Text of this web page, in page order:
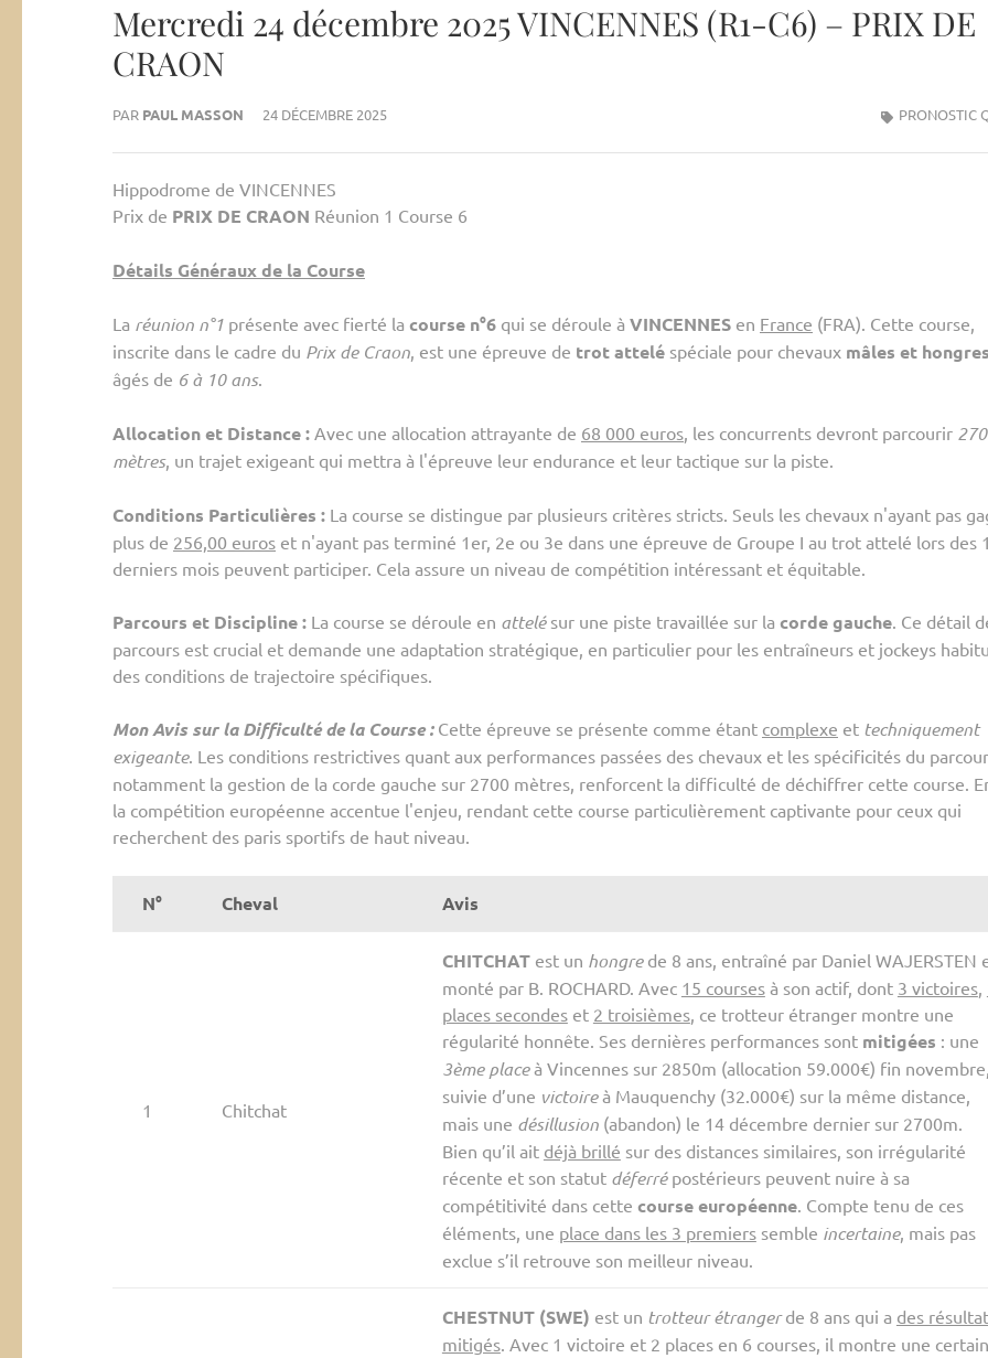
Mercredi 24 décembre 2025 VINCENNES (R1-C6) – PRIX DE
CRAON
PAR PAUL MASSON 24 DÉCEMBRE 2025 PRONOSTIC
Hippodrome de VINCENNES
Prix de PRIX DE CRAON Réunion 1 Course 6
Détails Généraux de la Course
La réunion n°1 présente avec fierté la course n°6 qui se déroule à VINCENNES en France (FRA). Cette course,
inscrite dans le cadre du Prix de Craon, est une épreuve de trot attelé spéciale pour chevaux mâles et
âgés de 6 à 10 ans.
Allocation et Distance : Avec une allocation attrayante de 68 000 euros, les concurrents devront parcourir
mètres, un trajet exigeant qui mettra à l'épreuve leur endurance et leur tactique sur la piste.
Conditions Particulières : La course se distingue par plusieurs critères stricts. Seuls les chevaux n'ayant pas
plus de 256,00 euros et n'ayant pas terminé 1er, 2e ou 3e dans une épreuve de Groupe I au trot attelé lors des
derniers mois peuvent participer. Cela assure un niveau de compétition intéressant et équitable.
Parcours et Discipline : La course se déroule en attelésur une piste travaillée sur la corde gauche. Ce détail
parcours est crucial et demande une adaptation stratégique, en particulier pour les entraîneurs et jockeys
des conditions de trajectoire spécifiques.
Mon Avis sur la Difficulté de la Course :Cette épreuve se présente comme étant complexe et techniquement
exigeante. Les conditions restrictives quant aux performances passées des chevaux et les spécificités du
notamment la gestion de la corde gauche sur 2700 mètres, renforcent la difficulté de déchiffrer cette course.
la compétition européenne accentue l'enjeu, rendant cette course particulièrement captivante pour ceux qui
recherchent des paris sportifs de haut niveau.
N° Cheval Avis
1 Chitchat
CHITCHATest un hongrede 8 ans, entraîné par Daniel WAJERSTEN
monté par B. ROCHARD. Avec 15 coursesà son actif, dont 3 victoires,
places secondeset 2 troisièmes, ce trotteur étranger montre une
régularité honnête. Ses dernières performances sont mitigées : une
3ème placeà Vincennes sur 2850m (allocation 59.000€) fin
suivie d’une victoireà Mauquenchy (32.000€) sur la même distance,
mais une désillusion(abandon) le 14 décembre dernier sur 2700m.
Bien qu’il ait déjà brillé sur des distances similaires, son irrégularité
récente et son statut déferrépostérieurs peuvent nuire à sa
compétitivité dans cette course européenne. Compte tenu de ces
éléments, une place dans les 3 premierssemble incertaine, mais pas
exclue s’il retrouve son meilleur niveau.
CHESTNUT (SWE) est un trotteur étrangerde 8 ans qui a des
mitigés. Avec 1 victoire et 2 places en 6 courses, il montre une